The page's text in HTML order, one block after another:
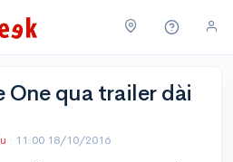
One qua trailer dài
· 11:00 18/10/2016